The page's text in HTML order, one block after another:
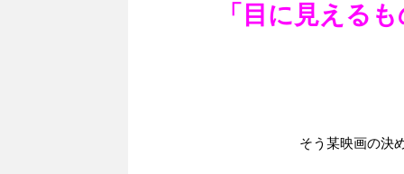
「目に見える
そう某映画の決